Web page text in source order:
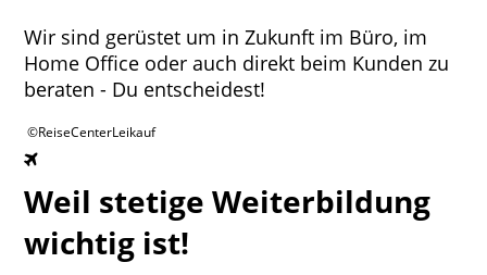
Wir sind gerüstet um in Zukunft im Büro, im
Home Office oder auch direkt beim Kunden zu
beraten - Du entscheidest!
©ReiseCenterLeikauf
Weil stetige Weiterbildung
wichtig ist!